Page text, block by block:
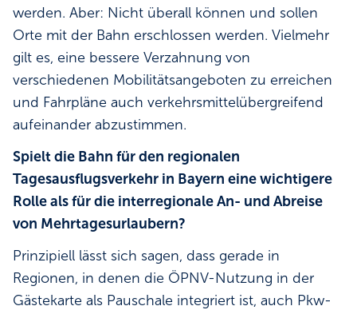
werden. Aber: Nicht überall können und sollen
Orte mit der Bahn erschlossen werden. Vielmehr
gilt es, eine bessere Verzahnung von
verschiedenen Mobilitätsangeboten zu erreichen
und Fahrpläne auch verkehrsmittelübergreifend
aufeinander abzustimmen.
Spielt die Bahn für den regionalen
Tagesausflugsverkehr in Bayern eine wichtigere
Rolle als für die interregionale An- und Abreise
von Mehrtagesurlaubern?
Prinzipiell lässt sich sagen, dass gerade in
Regionen, in denen die ÖPNV-Nutzung in der
Gästekarte als Pauschale integriert ist, auch Pkw-